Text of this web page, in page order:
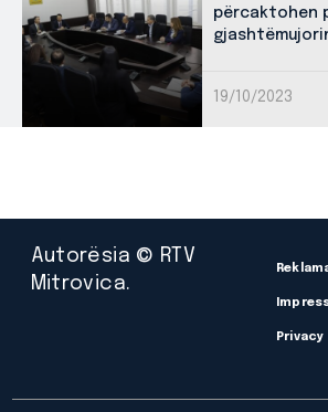
përcaktohen
19/10/2023
Autorësia © RTV
Mitrovica.